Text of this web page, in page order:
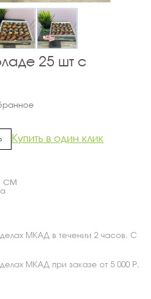
25 шт с
Купить в один клик
см
МКАД в течении 2 часов. С
МКАД при заказе от 5 000 Р.